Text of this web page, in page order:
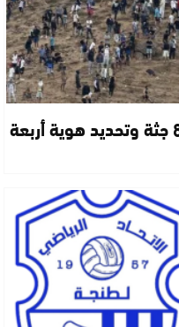
سلطات سبتة تعلن انتشال 80 جثة وتحديد هوية أربعة